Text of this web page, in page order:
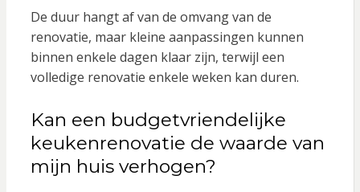
De duur hangt af van de omvang van de
renovatie, maar kleine aanpassingen kunnen
binnen enkele dagen klaar zijn, terwijl een
volledige renovatie enkele weken kan duren.
Kan een budgetvriendelijke
keukenrenovatie de waarde van
mijn huis verhogen?